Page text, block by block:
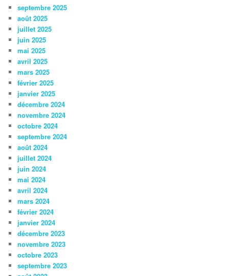
septembre 2025
août 2025
juillet 2025
juin 2025
mai 2025
avril 2025
mars 2025
février 2025
janvier 2025
décembre 2024
novembre 2024
octobre 2024
septembre 2024
août 2024
juillet 2024
juin 2024
mai 2024
avril 2024
mars 2024
février 2024
janvier 2024
décembre 2023
novembre 2023
octobre 2023
septembre 2023